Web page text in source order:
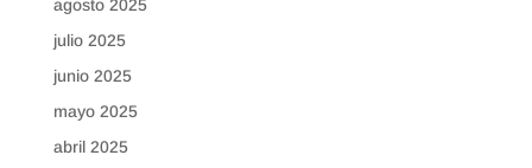
agosto 2025
julio 2025
junio 2025
mayo 2025
abril 2025